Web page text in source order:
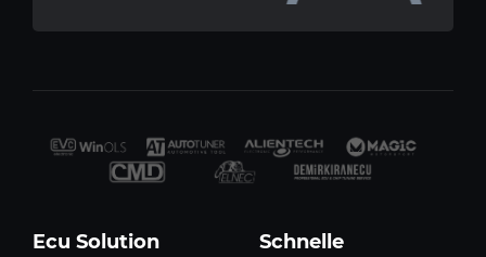
Ecu Solution
Schnelle